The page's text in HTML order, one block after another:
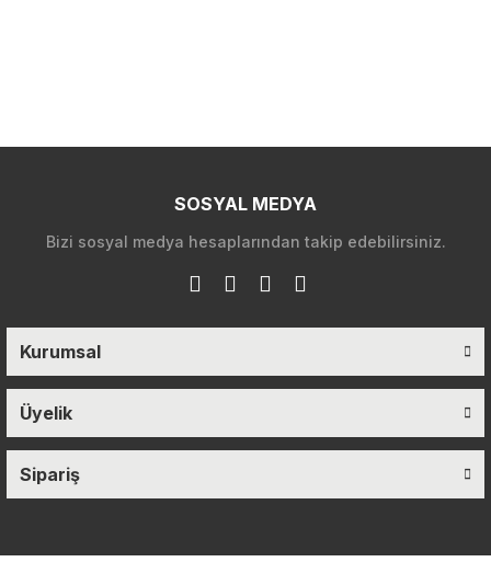
SOSYAL MEDYA
Bizi sosyal medya hesaplarından takip edebilirsiniz.
Kurumsal
Üyelik
Sipariş